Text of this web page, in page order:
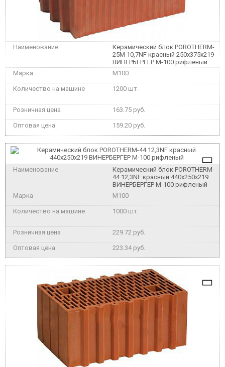
Керамический блок POROTHERM-
25М 10,7NF красный 250x375x219
ВИНЕРБЕРГЕР М-100 рифленый
M100
1200 шт.
163.75 руб.
159.20 руб.
Керамический блок POROTHERM-
44 12,3NF красный 440x250x219
ВИНЕРБЕРГЕР М-100 рифленый
M100
1000 шт.
229.72 руб.
223.34 руб.